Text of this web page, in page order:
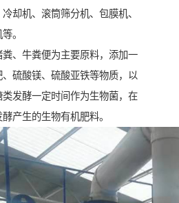
却机、滚筒筛分机、包膜机、
。
、牛粪便为主要原料，添加一
硫酸镁、硫酸亚铁等物质，以
发酵一定时间作为生物菌，在
产生的生物有机肥料。